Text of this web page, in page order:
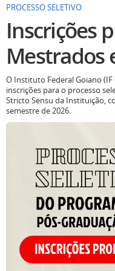
PROCESSO SELETIVO
Inscrições
Mestrados
O Instituto Federal Goiano
inscrições para o processo
Stricto Sensu da Instituição,
semestre de 2026.